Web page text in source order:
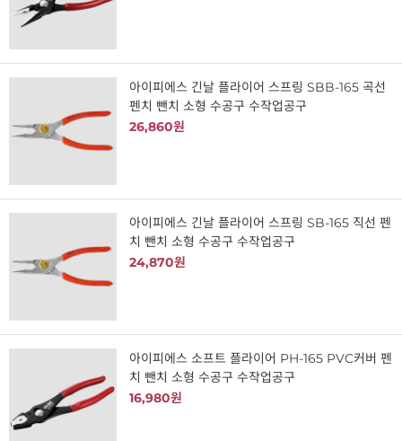
아이피에스 긴날 플라이어 스프링 SBB-165 곡선
펜치 뺀치 소형 수공구 수작업공구
26,860원
아이피에스 긴날 플라이어 스프링 SB-165 직선 펜
치 뺀치 소형 수공구 수작업공구
24,870원
아이피에스 소프트 플라이어 PH-165 PVC커버 펜
치 뺀치 소형 수공구 수작업공구
16,980원